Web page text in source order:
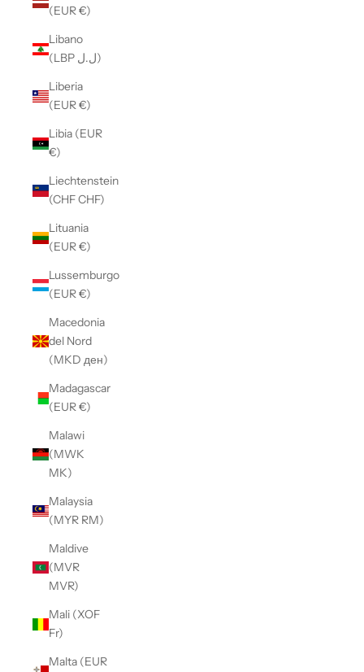
(EUR €)
Libano
(LBP ل.ل)
Liberia
(EUR €)
Libia (EUR
€)
Liechtenstein
(CHF CHF)
Lituania
(EUR €)
Lussemburgo
(EUR €)
Macedonia
del Nord
(MKD ден)
Madagascar
(EUR €)
Malawi
(MWK
MK)
Malaysia
(MYR RM)
Maldive
(MVR
MVR)
Mali (XOF
Fr)
Malta (EUR